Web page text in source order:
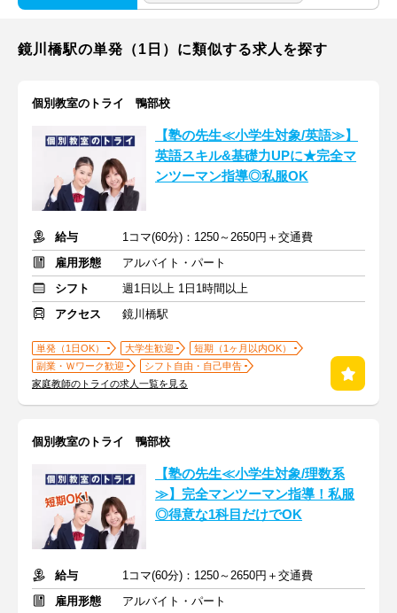
鏡川橋駅の単発（1日）に類似する求人を探す
個別教室のトライ 鴨部校
【塾の先生≪小学生対象/英語≫】
英語スキル&基礎力UPに★完全マ
ンツーマン指導◎私服OK
給与
1コマ(60分)：1250～2650円＋交通費
雇用形態
アルバイト・パート
シフト
週1日以上 1日1時間以上
アクセス
鏡川橋駅
単発（1日OK） 大学生歓迎
短期（1ヶ月以内OK）
副業・Ｗワーク歓迎
シフト自由・自己申告
家庭教師のトライの求人一覧を見る
個別教室のトライ 鴨部校
【塾の先生≪小学生対象/理数系
≫】完全マンツーマン指導！私服
◎得意な1科目だけでOK
給与
1コマ(60分)：1250～2650円＋交通費
雇用形態
アルバイト・パート